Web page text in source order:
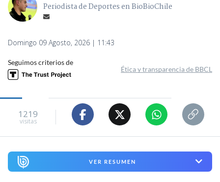
Periodista de Deportes en BioBioChile
Domingo 09 Agosto, 2026 | 11:43
Seguimos criterios de
Ética y transparencia de BBCL
1219
visitas
VER RESUMEN